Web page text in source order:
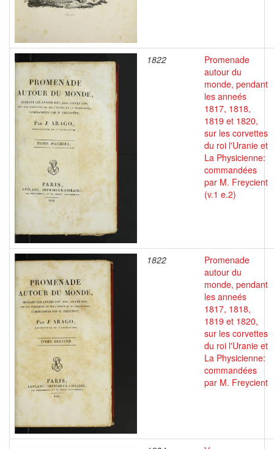
1822
Promenade
autour du
monde, pendant
les anneés
1817, 1818,
1819 et 1820,
sur les corvettes
du roi l'Uranie et
La Physicienne:
commandées
par M. Freycient
(v.1 e.2)
1822
Promenade
autour du
monde, pendant
les anneés
1817, 1818,
1819 et 1820,
sur les corvettes
du roi l'Uranie et
La Physicienne:
commandées
par M. Freycient